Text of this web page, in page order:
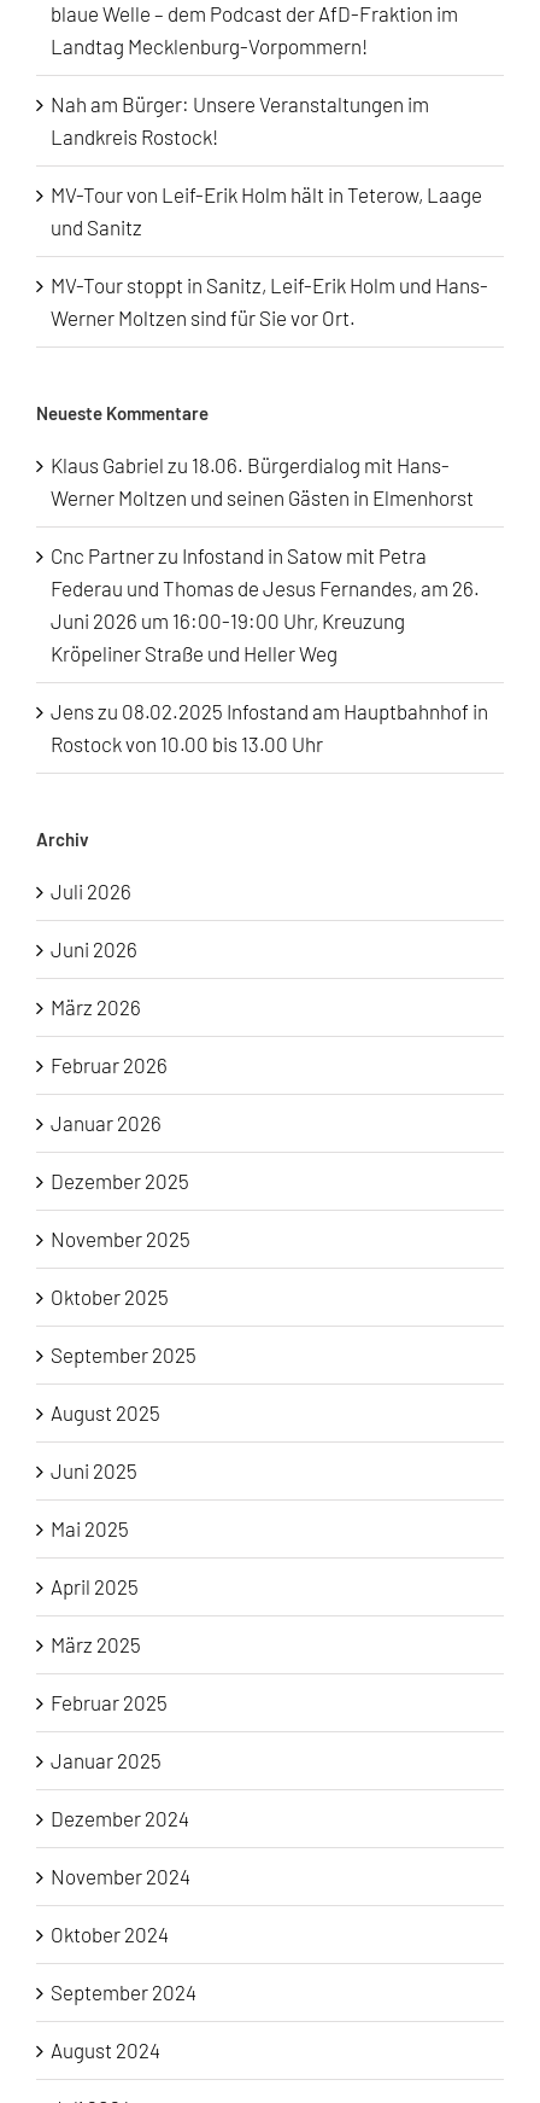
blaue Welle – dem Podcast der AfD-Fraktion im
Landtag Mecklenburg-Vorpommern!
Nah am Bürger: Unsere Veranstaltungen im
Landkreis Rostock!
MV-Tour von Leif-Erik Holm hält in Teterow, Laage
und Sanitz
MV-Tour stoppt in Sanitz, Leif-Erik Holm und Hans-
Werner Moltzen sind für Sie vor Ort.
Neueste Kommentare
Klaus Gabriel zu 18.06. Bürgerdialog mit Hans-
Werner Moltzen und seinen Gästen in Elmenhorst
Cnc Partnerzu Infostand in Satow mit Petra
Federau und Thomas de Jesus Fernandes, am 26.
Juni 2026 um 16:00-19:00 Uhr, Kreuzung
Kröpeliner Straße und Heller Weg
Jenszu 08.02.2025 Infostand am Hauptbahnhof in
Rostock von 10.00 bis 13.00 Uhr
Archiv
Juli 2026
Juni 2026
März 2026
Februar 2026
Januar 2026
Dezember 2025
November 2025
Oktober 2025
September 2025
August 2025
Juni 2025
Mai 2025
April 2025
März 2025
Februar 2025
Januar 2025
Dezember 2024
November 2024
Oktober 2024
September 2024
August 2024